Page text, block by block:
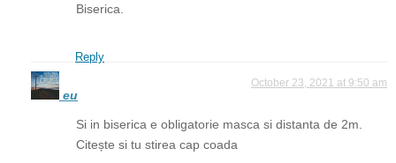
Biserica.
Reply
eu
October 23, 2021 at 9:50 am
Si in biserica e obligatorie masca si distanta de 2m.
Citește si tu stirea cap coada